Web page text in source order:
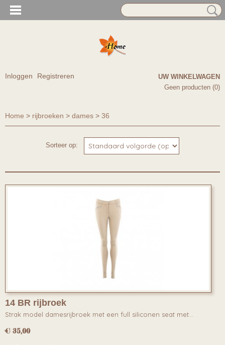
Inloggen Registreren
UW WINKELWAGEN
Geen producten (0)
Home > rijbroeken > dames > 36
Sorteer op:
14 BR rijbroek
Strak model damesrijbroek met een full siliconen seat met…
€ 35,00